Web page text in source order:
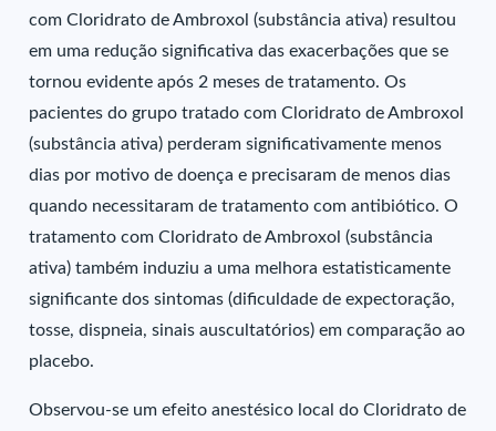
com Cloridrato de Ambroxol (substância ativa) resultou
em uma redução significativa das exacerbações que se
tornou evidente após 2 meses de tratamento. Os
pacientes do grupo tratado com Cloridrato de Ambroxol
(substância ativa) perderam significativamente menos
dias por motivo de doença e precisaram de menos dias
quando necessitaram de tratamento com antibiótico. O
tratamento com Cloridrato de Ambroxol (substância
ativa) também induziu a uma melhora estatisticamente
significante dos sintomas (dificuldade de expectoração,
tosse, dispneia, sinais auscultatórios) em comparação ao
placebo.
Observou-se um efeito anestésico local do Cloridrato de